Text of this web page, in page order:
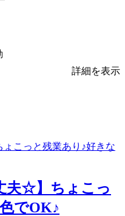
詳細を表示
夫☆】ちょこっ
でOK♪